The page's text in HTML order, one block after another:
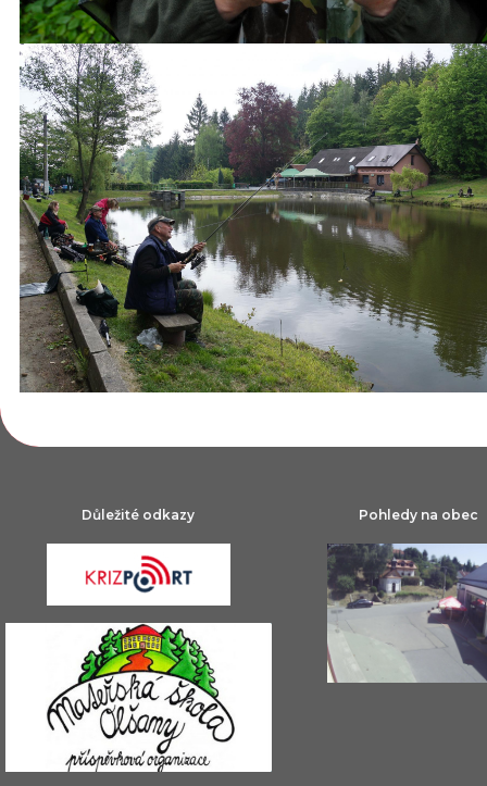
Důležité odkazy Pohledy na obec